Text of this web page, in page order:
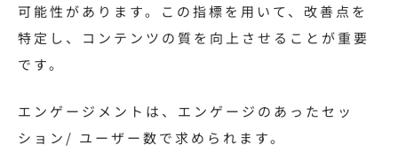
可能性があります。この指標を用いて、改善点を
特定し、コンテンツの質を向上させることが重要
です。
エンゲージメントは、エンゲージのあったセッ
ション/ ユーザー数で求められます。